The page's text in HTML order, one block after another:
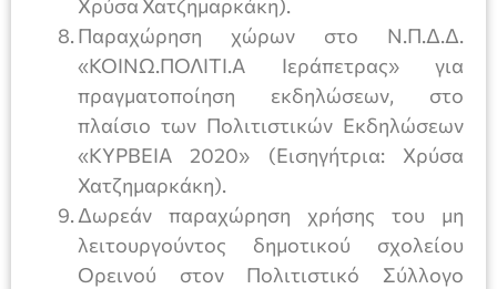
Χρύσα Χατζημαρκάκη).
Παραχώρηση χώρων στο Ν.Π.Δ.Δ.
«ΚΟΙΝΩ.ΠΟΛΙΤΙ.Α Ιεράπετρας» για
πραγματοποίηση εκδηλώσεων, στο
πλαίσιο των Πολιτιστικών Εκδηλώσεων
«ΚΥΡΒΕΙΑ 2020» (Εισηγήτρια: Χρύσα
Χατζημαρκάκη).
Δωρεάν παραχώρηση χρήσης του μη
λειτουργούντος δημοτικού σχολείου
Ορεινού στον Πολιτιστικό Σύλλογο